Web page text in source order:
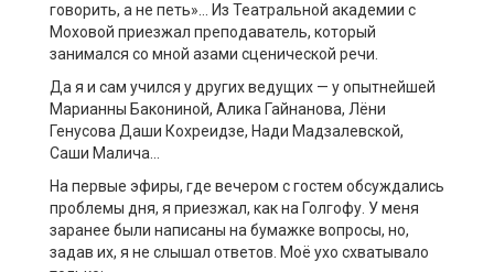
говорить, а не петь»… Из Театральной академии с
Моховой приезжал преподаватель, который
занимался со мной азами сценической речи.
Да я и сам учился у других ведущих — у опытнейшей
Марианны Бакониной, Алика Гайнанова, Лёни
Генусова Даши Кохреидзе, Нади Мадзалевской,
Саши Малича…
На первые эфиры, где вечером с гостем обсуждались
проблемы дня, я приезжал, как на Голгофу. У меня
заранее были написаны на бумажке вопросы, но,
задав их, я не слышал ответов. Моё ухо схватывало